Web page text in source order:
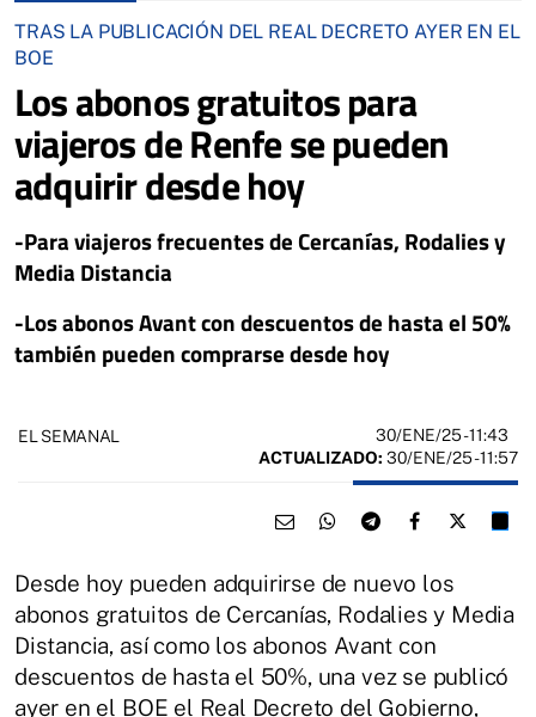
TRAS LA PUBLICACIÓN DEL REAL DECRETO AYER EN EL
BOE
Los abonos gratuitos para
viajeros de Renfe se pueden
adquirir desde hoy
-Para viajeros frecuentes de Cercanías, Rodalies y
Media Distancia
-Los abonos Avant con descuentos de hasta el 50%
también pueden comprarse desde hoy
EL SEMANAL 30/ENE/25- 11:43
ACTUALIZADO: 30/ENE/25 - 11:57
Desde hoy pueden adquirirse de nuevo los
abonos gratuitos de Cercanías, Rodalies y Media
Distancia, así como los abonos Avant con
descuentos de hasta el 50%, una vez se publicó
ayer en el BOE el Real Decreto del Gobierno,